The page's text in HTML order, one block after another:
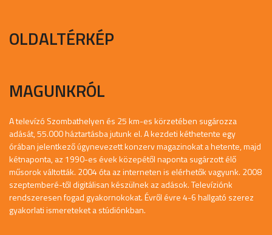
OLDALTÉRKÉP
MAGUNKRÓL
A televízó Szombathelyen és 25 km-es körzetében sugározza
adását, 55.000 háztartásba jutunk el. A kezdeti kéthetente egy
órában jelentkező úgynevezett konzerv magazinokat a hetente, majd
kétnaponta, az 1990-es évek közepétől naponta sugárzott élő
műsorok váltották. 2004 óta az interneten is elérhetők vagyunk. 2008
szeptemberé-től digitálisan készülnek az adások. Televíziónk
rendszeresen fogad gyakornokokat. Évről évre 4-6 hallgató szerez
gyakorlati ismereteket a stúdiónkban.